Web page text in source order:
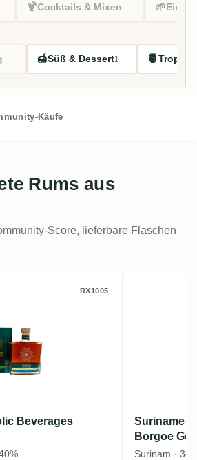
🍹Cocktails & Mixen 🌱
🍯Süß & Dessert1 🍍
Käufe
Rums aus
Score, lieferbare Flaschen
Beverages Borgoe 8
RX1005
Beverages
Suriname
Borgoe
Surinam ·